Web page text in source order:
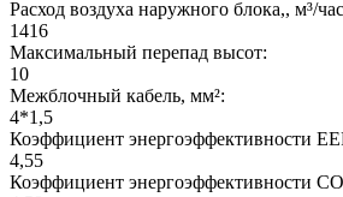
Расход воздуха наружного блока,, м³/
1416
Максимальный перепад высот:
10
Межблочный кабель, мм²:
4*1,5
Коэффициент энергоэффективности
4,55
Коэффициент энергоэффективности